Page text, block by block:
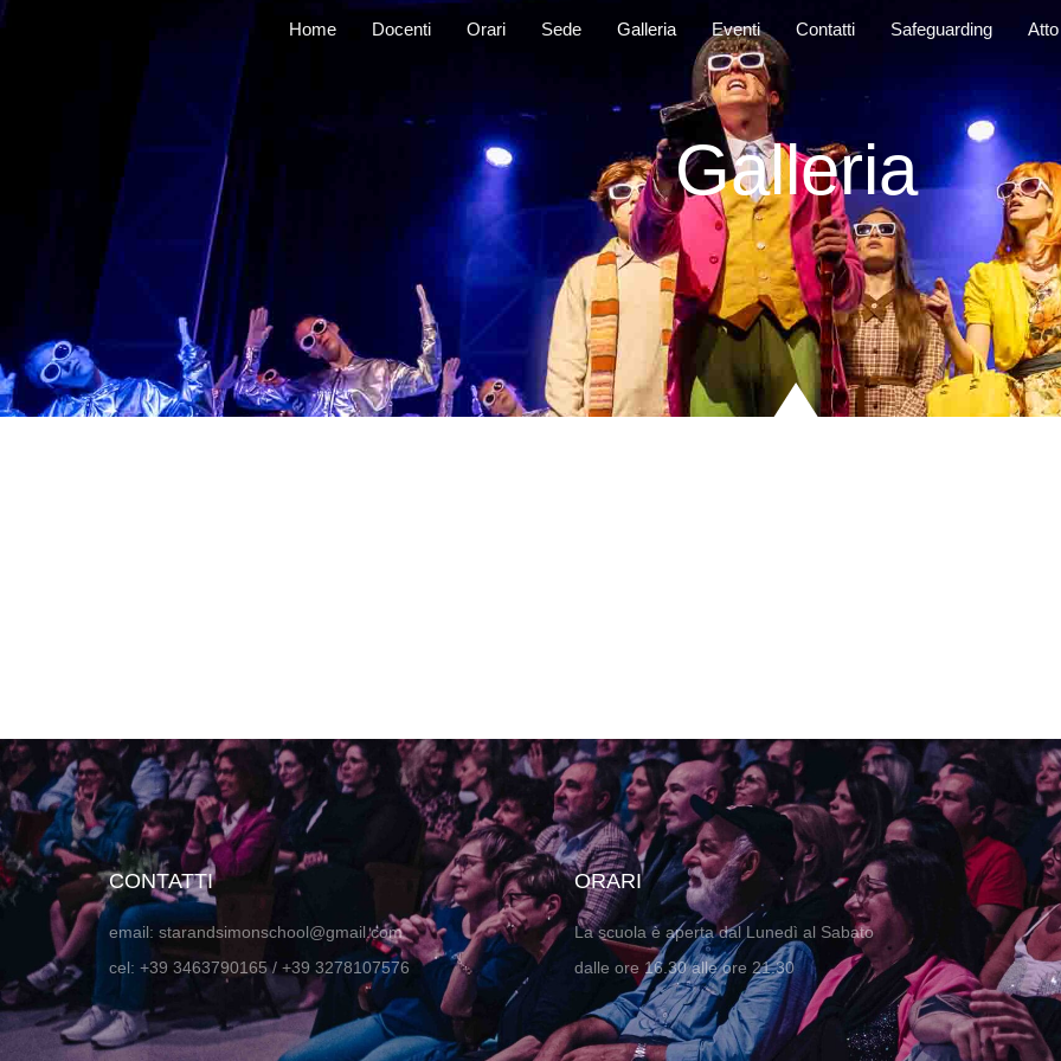
Home Docenti Orari Sede Galleria Eventi Contatti Safeguarding
Galleria
CONTATTI
email: starandsimonschool@gmail.com
cel: +39 3463790165 / +39 3278107576
ORARI
La scuola è aperta dal Lunedì al Sabato
dalle ore 16.30 alle ore 21.30